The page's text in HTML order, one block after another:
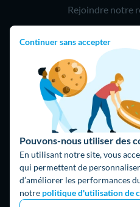
Continuer sans accepter
Pouvons-nous utiliser des
En utilisant notre site, vous
qui permettent de
d’améliorer les performances
notre politique d'utilisation de
Rejoindre notre
09 75 18 60
75018
Fait avec ⚡